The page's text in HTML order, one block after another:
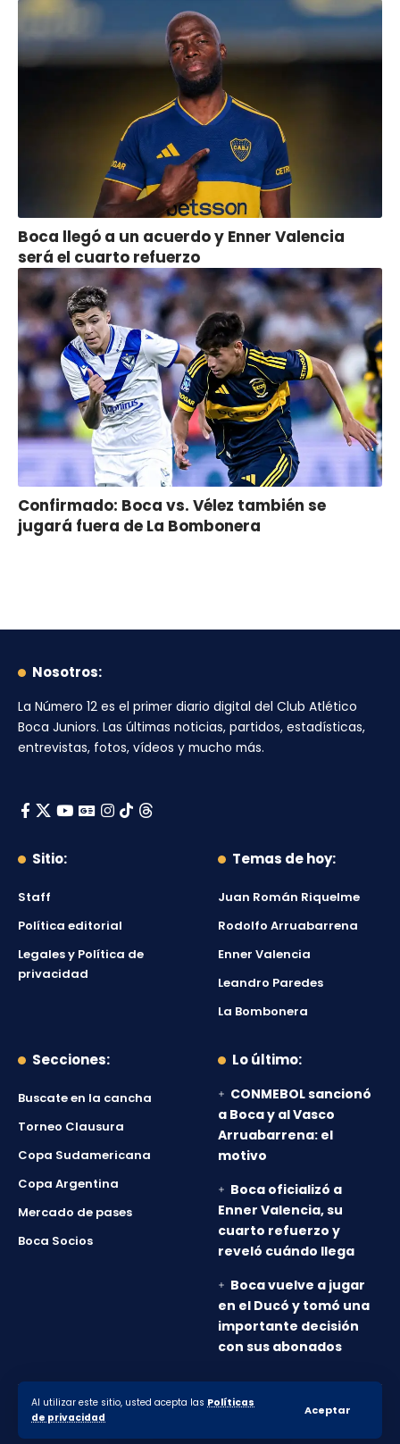
Al utilizar este sitio, usted acepta las Políticas
de privacidad
Aceptar
Boca llegó a un acuerdo y Enner Valencia
será el cuarto refuerzo
Confirmado: Boca vs. Vélez también se
jugará fuera de La Bombonera
Nosotros:
La Número 12 es el primer diario digital del Club Atlético
Boca Juniors. Las últimas noticias, partidos, estadísticas,
entrevistas, fotos, vídeos y mucho más.
Sitio:
Staff
Política editorial
Legales y Política de
privacidad
Temas de hoy:
Juan Román Riquelme
Rodolfo Arruabarrena
Enner Valencia
Leandro Paredes
La Bombonera
Secciones:
Buscate en la cancha
Torneo Clausura
Copa Sudamericana
Copa Argentina
Mercado de pases
Boca Socios
Lo último:
CONMEBOL sancionó
a Boca y al Vasco
Arruabarrena: el
motivo
Boca oficializó a
Enner Valencia, su
cuarto refuerzo y
reveló cuándo llega
Boca vuelve a jugar
en el Ducó y tomó una
importante decisión
con sus abonados
© 2010-2026 Lanumero12.com.ar - Todos los derechos